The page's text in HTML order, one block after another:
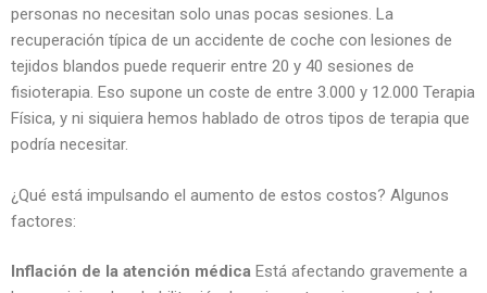
personas no necesitan solo unas pocas sesiones. La
recuperación típica de un accidente de coche con lesiones de
tejidos blandos puede requerir entre 20 y 40 sesiones de
fisioterapia. Eso supone un coste de entre 3.000 y 12.000 Terapia
Física, y ni siquiera hemos hablado de otros tipos de terapia que
podría necesitar.
¿Qué está impulsando el aumento de estos costos? Algunos
factores:
Inflación de la atención médica Está afectando gravemente a